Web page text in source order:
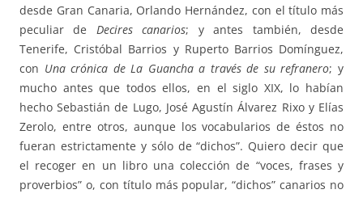
desde Gran Canaria, Orlando Hernández, con el título más
peculiar de Decires canarios; y antes también, desde
Tenerife, Cristóbal Barrios y Ruperto Barrios Domínguez,
con Una crónica de La Guancha a través de su refranero; y
mucho antes que todos ellos, en el siglo XIX, lo habían
hecho Sebastián de Lugo, José Agustín Álvarez Rixo y Elías
Zerolo, entre otros, aunque los vocabularios de éstos no
fueran estrictamente y sólo de “dichos”. Quiero decir que
el recoger en un libro una colección de “voces, frases y
proverbios” o, con título más popular, “dichos” canarios no